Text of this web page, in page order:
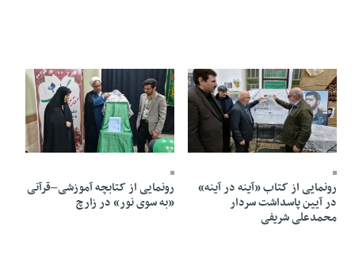
05 Azar 1404 - 13:54
رونمایی از کتاب «آینه در آینه»
در آیین پاسداشت سردار
محمدعلی شریفی
02 Azar 1404 - 18:30
رونمایی از کتابچه آموزشی–قرآنی
«به سوی نور» در زارچ